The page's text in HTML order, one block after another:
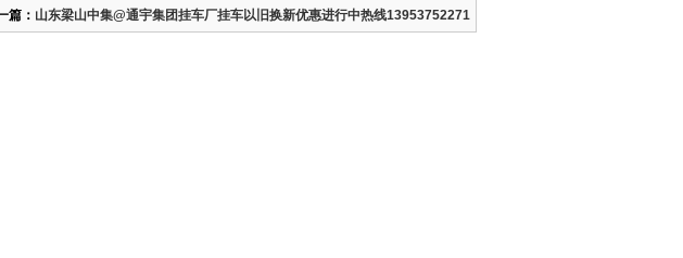
篇： 山东梁山中集@通宇集团挂车厂挂车以旧换新优惠进行中热线13953752271